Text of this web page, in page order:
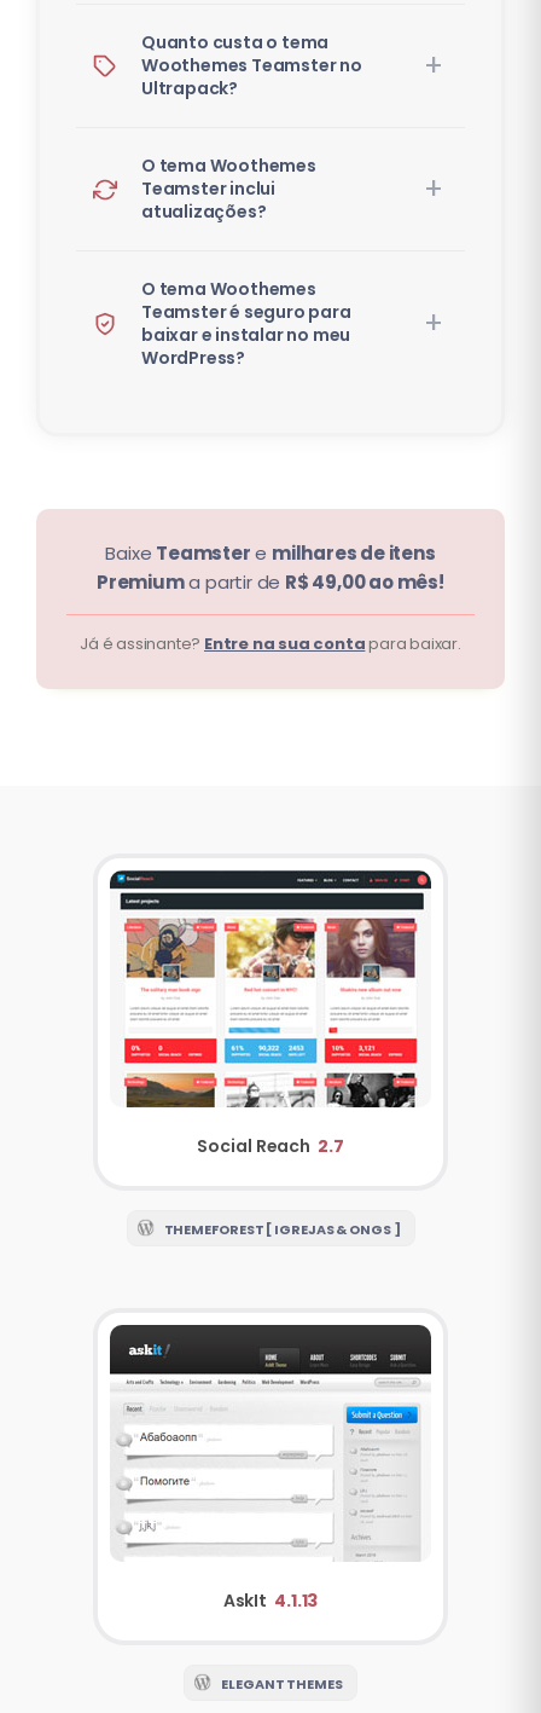
Quanto custa o tema
Woothemes Teamster no
Ultrapack?
O tema Woothemes
Teamster inclui
atualizações?
O tema Woothemes
Teamster é seguro para
baixar e instalar no meu
WordPress?
Baixe Teamstere milhares de itens
Premiuma partir de R$ 49,00 ao mês!
Já é assinante? Entre na sua contapara baixar.
Social Reach 2.7
THEMEFOREST [ IGREJAS & ONGS ]
AskIt 4.1.13
ELEGANT THEMES